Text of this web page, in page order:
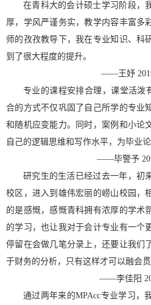
在青科大的会计硕士学习阶段，
厚，学风严谨务实，教学内容丰富多
师的孜孜教导下，我在专业知识、科
到了很大程度的提升。
——王妤
专业的课程安排合理，课堂活泼
合的方式不仅巩固了自己所学的专业
和随机应变能力。同时，案例和小论
自己的逻辑思维和写作水平，为毕业
——毕警予
研究生的生活已经过去一年，初
校区，进入到雄伟宏丽的崂山校园，
的是感慨，感慨青科拥有浓厚的学术
的学习，也让我对于会计专业有一个
停留在会做几笔分录上，还要让我们
于财务的分析，只有这样才可以融会贯
——李佳阳
通过两年来的MPAcc专业学习，